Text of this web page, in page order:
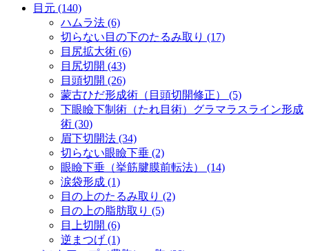
目元 (140)
ハムラ法 (6)
切らない目の下のたるみ取り (17)
目尻拡大術 (6)
目尻切開 (43)
目頭切開 (26)
蒙古ひだ形成術（目頭切開修正） (5)
下眼瞼下制術（たれ目術）グラマラスライン形成
術 (30)
眉下切開法 (34)
切らない眼瞼下垂 (2)
眼瞼下垂（挙筋腱膜前転法） (14)
涙袋形成 (1)
目の上のたるみ取り (2)
目の上の脂肪取り (5)
目上切開 (6)
逆まつげ (1)